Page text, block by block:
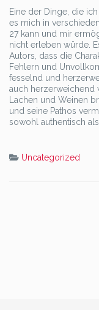
Eine der Dinge, die
es mich in
27 kann und mir
nicht erleben würde.
Autors, dass die
Fehlern und
fesselnd und
auch herzerweichend
Lachen und Weinen
und seine Pathos
sowohl authentisch
Uncategorized